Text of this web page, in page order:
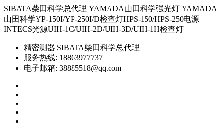
SIBATA柴田科学总代理 YAMADA山田科学强光灯 YAMADA
山田科学YP-150I/YP-250I/D检查灯HPS-150/HPS-250电源
INTECS光源UIH-1C/UIH-2D/UIH-3D/UIH-1H检查灯
精密测器|SIBATA柴田科学总代理
服务热线: 18863977737
电子邮箱: 38885518@qq.com